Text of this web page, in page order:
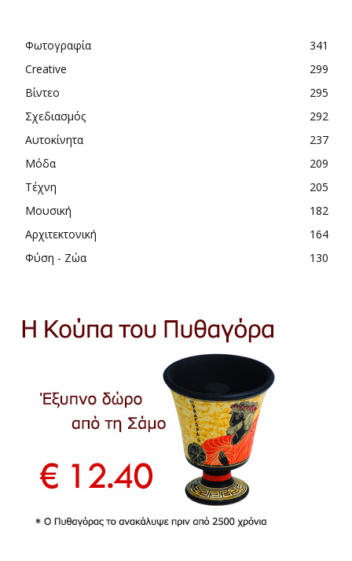
Φωτογραφία
341
Creative
299
Βίντεο
295
Σχεδιασμός
292
Αυτοκίνητα
237
Μόδα
209
Τέχνη
205
Μουσική
182
Αρχιτεκτονική
164
Φύση - Ζώα
130